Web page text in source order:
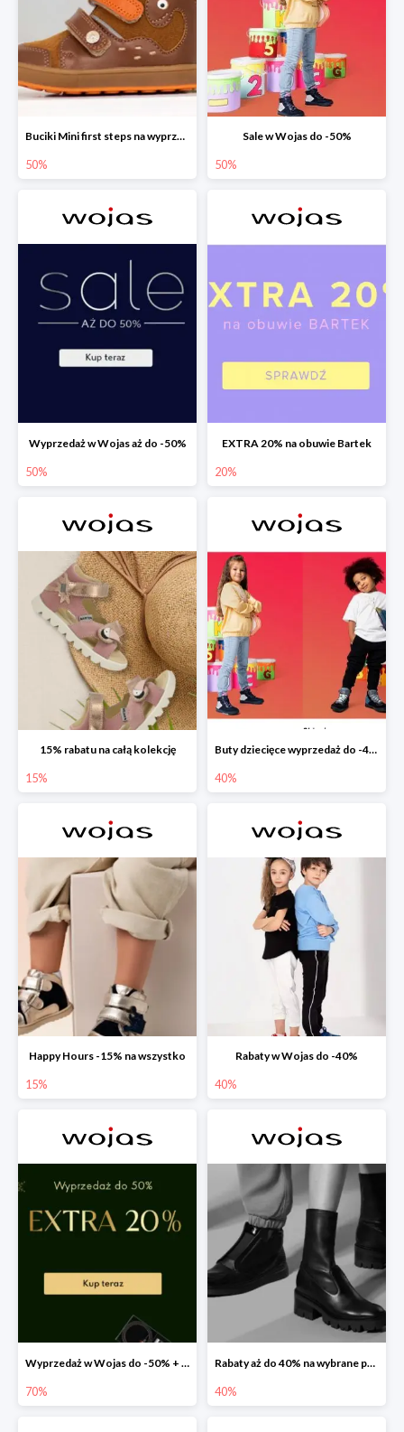
Buciki Mini first steps na wyprzedaży
50%
Sale w Wojas do -50%
50%
Wyprzedaż w Wojas aż do -50%
50%
EXTRA 20% na obuwie Bartek
20%
15% rabatu na całą kolekcję
15%
Buty dziecięce wyprzedaż do -40%
40%
Happy Hours -15% na wszystko
15%
Rabaty w Wojas do -40%
40%
Wyprzedaż w Wojas do -50% + extra 20% rabatu na wszystko
70%
Rabaty aż do 40% na wybrane produkty!
40%